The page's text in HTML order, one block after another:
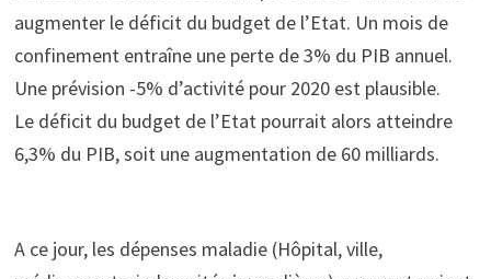
augmenter le déficit du budget de l’Etat. Un mois de
confinement entraîne une perte de 3% du PIB annuel.
Une prévision -5% d’activité pour 2020 est plausible.
Le déficit du budget de l’Etat pourrait alors atteindre
6,3% du PIB, soit une augmentation de 60 milliards.
A ce jour, les dépenses maladie (Hôpital, ville,